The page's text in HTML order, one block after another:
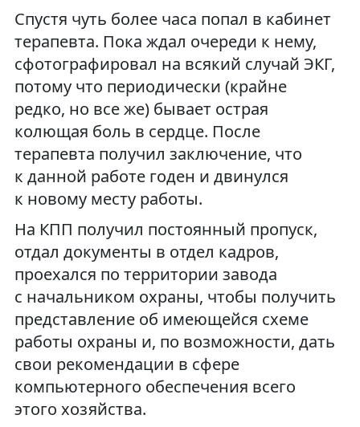
Спустя чуть более часа попал в кабинет
терапевта. Пока ждал очереди к нему,
сфотографировал на всякий случай ЭКГ,
потому что периодически (крайне
редко, но все же) бывает острая
колющая боль в сердце. После
терапевта получил заключение, что
к данной работе годен и двинулся
к новому месту работы.
На КПП получил постоянный пропуск,
отдал документы в отдел кадров,
проехался по территории завода
с начальником охраны, чтобы получить
представление об имеющейся схеме
работы охраны и, по возможности, дать
свои рекомендации в сфере
компьютерного обеспечения всего
этого хозяйства.